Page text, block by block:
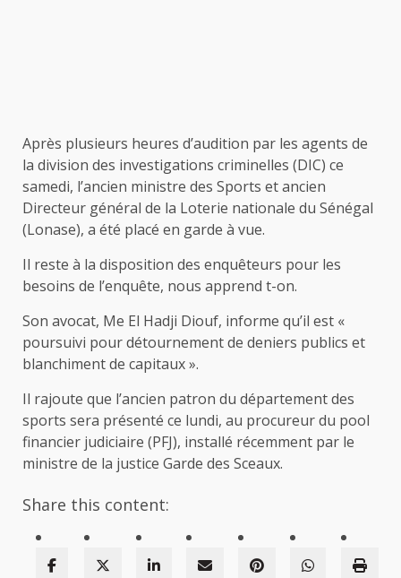
Après plusieurs heures d’audition par les agents de
la division des investigations criminelles (DIC) ce
samedi, l’ancien ministre des Sports et ancien
Directeur général de la Loterie nationale du Sénégal
(Lonase), a été placé en garde à vue.
Il reste à la disposition des enquêteurs pour les
besoins de l’enquête, nous apprend t-on.
Son avocat, Me El Hadji Diouf, informe qu’il est «
poursuivi pour détournement de deniers publics et
blanchiment de capitaux ».
Il rajoute que l’ancien patron du département des
sports sera présenté ce lundi, au procureur du pool
financier judiciaire (PFJ), installé récemment par le
ministre de la justice Garde des Sceaux.
Share this content: